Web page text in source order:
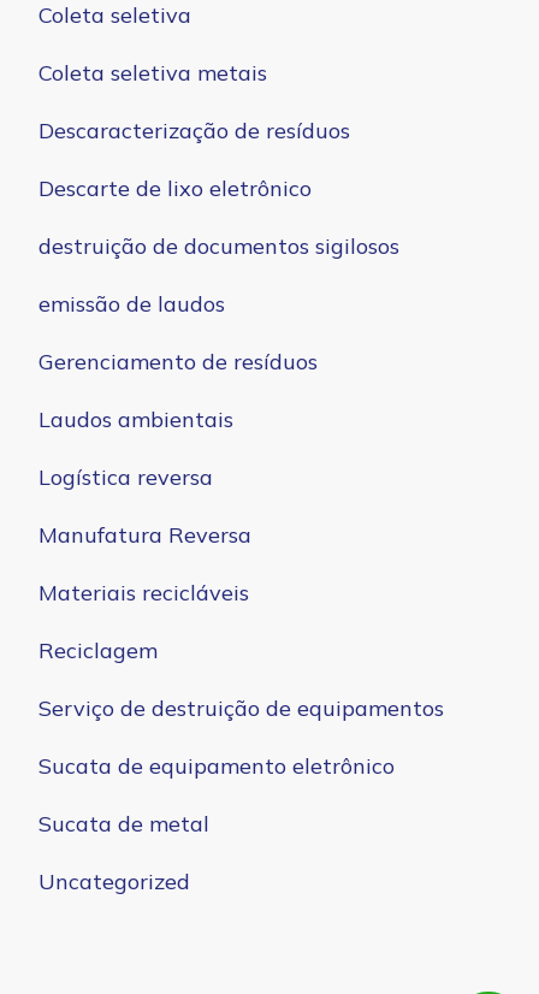
Coleta seletiva
Coleta seletiva metais
Descaracterização de resíduos
Descarte de lixo eletrônico
destruição de documentos sigilosos
emissão de laudos
Gerenciamento de resíduos
Laudos ambientais
Logística reversa
Manufatura Reversa
Materiais recicláveis
Reciclagem
Serviço de destruição de equipamentos
Sucata de equipamento eletrônico
Sucata de metal
Uncategorized